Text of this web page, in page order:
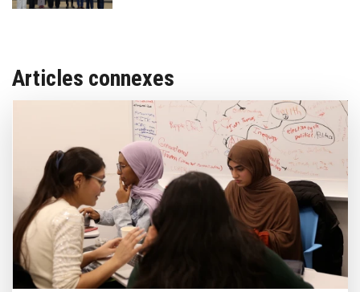
Articles connexes